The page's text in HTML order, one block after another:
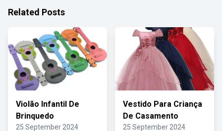
Related Posts
Violão Infantil De
Brinquedo
25 September 2024
Vestido Para Criança
De Casamento
25 September 2024